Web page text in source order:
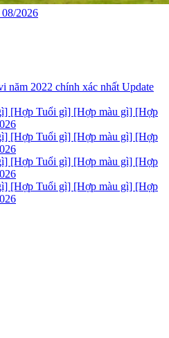
2026
năm 2022 chính xác nhất Update
[Hợp Tuổi gì] [Hợp màu gì] [Hợp
[Hợp Tuổi gì] [Hợp màu gì] [Hợp
[Hợp Tuổi gì] [Hợp màu gì] [Hợp
[Hợp Tuổi gì] [Hợp màu gì] [Hợp